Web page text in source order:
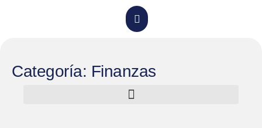
Categoría: Finanzas